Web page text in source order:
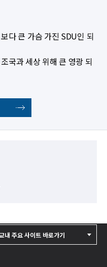
다 큰 가슴 가진 SDU인 되
국과 세상 위해 큰 영광 되
내 주요 사이트 바로가기